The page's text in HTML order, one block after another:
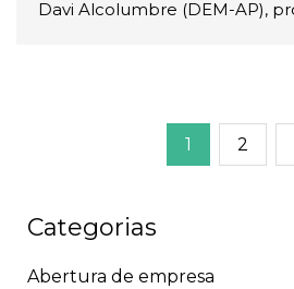
Davi Alcolumbre (DEM-AP),
1 2
Categorias
Abertura de empresa